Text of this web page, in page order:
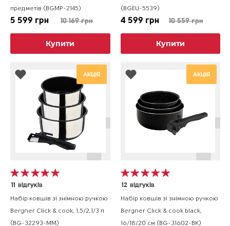
предметів (BGMP-2145)
5 599 грн 10 169 грн
Купити
(BGEU-5539)
4 599 грн 10 559 грн
Купити
АКЦІЯ
11 відгуків
Набір ковшів зі знімною ручкою
Bergner Click & cook, 1,5/2,1/3 л
(BG-32293-MM)
АКЦІЯ
12 відгуків
Набір ковшів зі знімною ручкою
Bergner Click & cook black,
16/18/20 см (BG-31602-BK)